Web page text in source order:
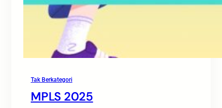
Tak Berkategori
MPLS 2025